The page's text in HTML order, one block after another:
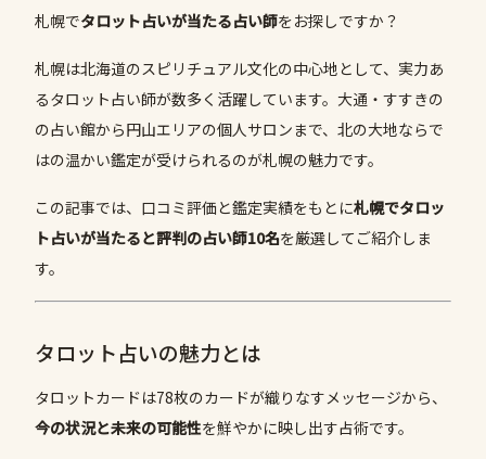
札幌でタロット占いが当たる占い師をお探しですか？
札幌は北海道のスピリチュアル文化の中心地として、実力あ
るタロット占い師が数多く活躍しています。大通・すすきの
の占い館から円山エリアの個人サロンまで、北の大地ならで
はの温かい鑑定が受けられるのが札幌の魅力です。
この記事では、口コミ評価と鑑定実績をもとに札幌でタロッ
ト占いが当たると評判の占い師10名を厳選してご紹介しま
す。
タロット占いの魅力とは
タロットカードは78枚のカードが織りなすメッセージから、
今の状況と未来の可能性を鮮やかに映し出す占術です。